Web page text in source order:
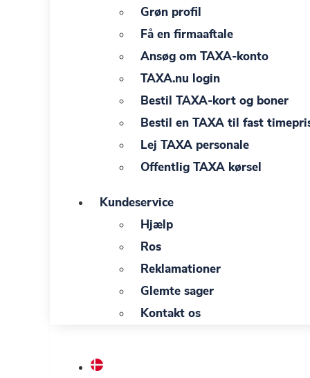
Grøn profil
Få en firmaaftale
Ansøg om TAXA-konto
TAXA.nu login
Bestil TAXA-kort og boner
Bestil en TAXA til fast
Lej TAXA personale
Offentlig TAXA kørsel
Kundeservice
Hjælp
Ros
Reklamationer
Glemte sager
Kontakt os